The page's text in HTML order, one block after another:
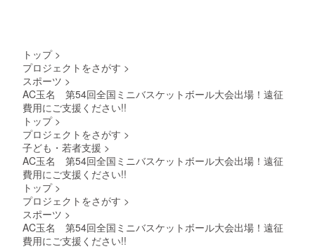
トップ >
プロジェクトをさがす >
スポーツ >
AC玉名 第54回全国ミニバスケットボール大会出場！遠征
費用にご支援ください!!
トップ >
プロジェクトをさがす >
子ども・若者支援 >
AC玉名 第54回全国ミニバスケットボール大会出場！遠征
費用にご支援ください!!
トップ >
プロジェクトをさがす >
スポーツ >
AC玉名 第54回全国ミニバスケットボール大会出場！遠征
費用にご支援ください!!